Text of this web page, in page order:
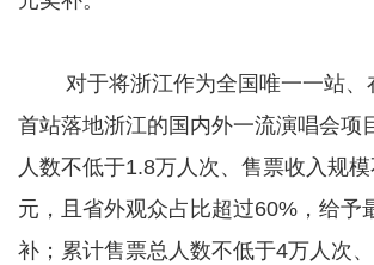
对于将浙江作为全国唯一一站、
首站落地浙江的国内外一流演唱会项
人数不低于1.8万人次、售票收入规
元，且省外观众占比超过60%，给予
补；累计售票总人数不低于4万人次